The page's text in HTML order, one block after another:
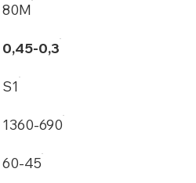
80M
0,45-0,3
S1
1360-690
60-45